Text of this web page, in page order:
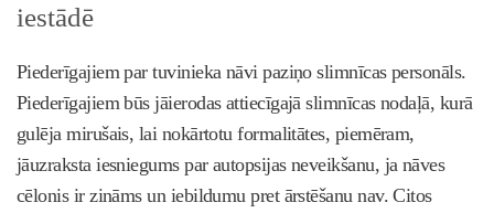
iestādē
Piederīgajiem par tuvinieka nāvi paziņo slimnīcas personāls.
Piederīgajiem būs jāierodas attiecīgajā slimnīcas nodaļā, kurā
gulēja mirušais, lai nokārtotu formalitātes, piemēram,
jāuzraksta iesniegums par autopsijas neveikšanu, ja nāves
cēlonis ir zināms un iebildumu pret ārstēšanu nav. Citos